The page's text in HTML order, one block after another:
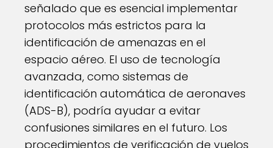
señalado que es esencial implementar
protocolos más estrictos para la
identificación de amenazas en el
espacio aéreo. El uso de tecnología
avanzada, como sistemas de
identificación automática de aeronaves
(ADS-B), podría ayudar a evitar
confusiones similares en el futuro. Los
procedimientos de verificación de vuelos